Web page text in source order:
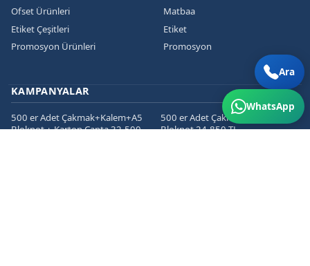
Ofset Ürünleri
Etiket Çeşitleri
Promosyon Ürünleri
Matbaa
Etiket
Promosyon
KAMPANYALAR
500 er Adet Çakmak+Kalem+A5
Bloknot + Karton Çanta 32.500
500 er Adet Çakmak+Kalem+A5
Bloknot 24.850 TL
Ara
WhatsApp